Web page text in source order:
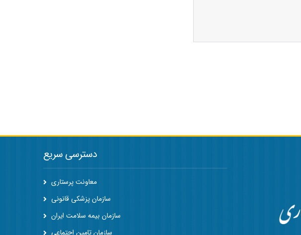
دسترسی سریع
معاونت پرستاری
سازمان پزشکی قانونی
سازمان بیمه سلامت ایران
سازمان تامین اجتماعی